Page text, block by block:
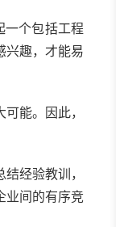
个包括工程
兴趣，才能易
能。因此，
经验教训，
业间的有序竞